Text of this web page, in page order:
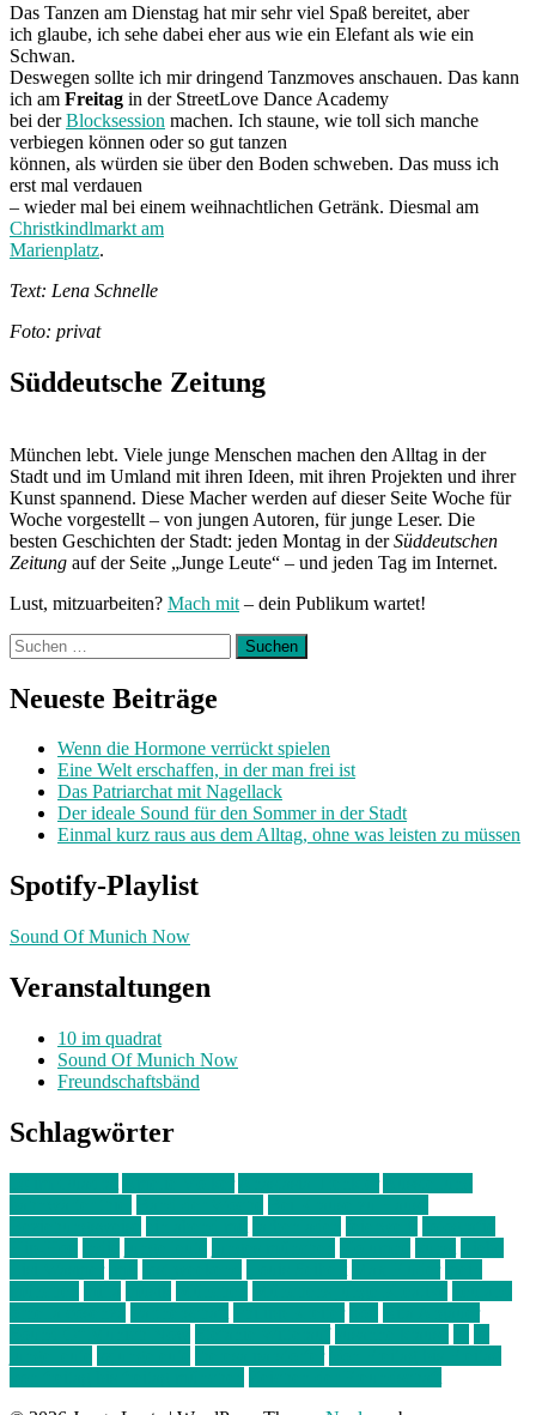
Das Tanzen am Dienstag hat mir sehr viel Spaß bereitet, aber
ich glaube, ich sehe dabei eher aus wie ein Elefant als wie ein
Schwan.
Deswegen sollte ich mir dringend Tanzmoves anschauen. Das kann
ich am Freitag in der StreetLove Dance Academy
bei derBlocksession machen. Ich staune, wie toll sich manche
verbiegen können oder so gut tanzen
können, als würden sie über den Boden schweben. Das muss ich
erst mal verdauen
– wieder mal bei einem weihnachtlichen Getränk. Diesmal am
Christkindlmarkt am
Marienplatz.
Text: Lena Schnelle
Foto: privat
Süddeutsche Zeitung
München lebt. Viele junge Menschen machen den Alltag in der
Stadt und im Umland mit ihren Ideen, mit ihren Projekten und ihrer
Kunst spannend. Diese Macher werden auf dieser Seite Woche für
Woche vorgestellt – von jungen Autoren, für junge Leser. Die
besten Geschichten der Stadt: jeden Montag in derSüddeutschen
Zeitung auf der Seite „Junge Leute“ – und jeden Tag im Internet.
Lust, mitzuarbeiten? Mach mit – dein Publikum wartet!
Suchen
nach:
Neueste Beiträge
Wenn die Hormone verrückt spielen
Eine Welt erschaffen, in der man frei ist
Das Patriarchat mit Nagellack
Der ideale Sound für den Sommer in der Stadt
Einmal kurz raus aus dem Alltag, ohne was leisten zu müssen
Spotify-Playlist
Sound Of Munich Now
Veranstaltungen
10 im quadrat
Sound Of Munich Now
Freundschaftsbänd
Schlagwörter